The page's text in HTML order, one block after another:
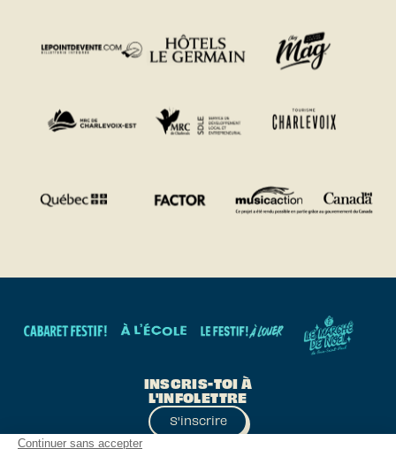
INSCRIS-TOI À
L'INFOLETTRE
S'inscrire